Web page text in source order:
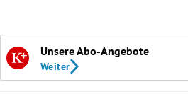
Unsere Abo-Angebote
Weiter